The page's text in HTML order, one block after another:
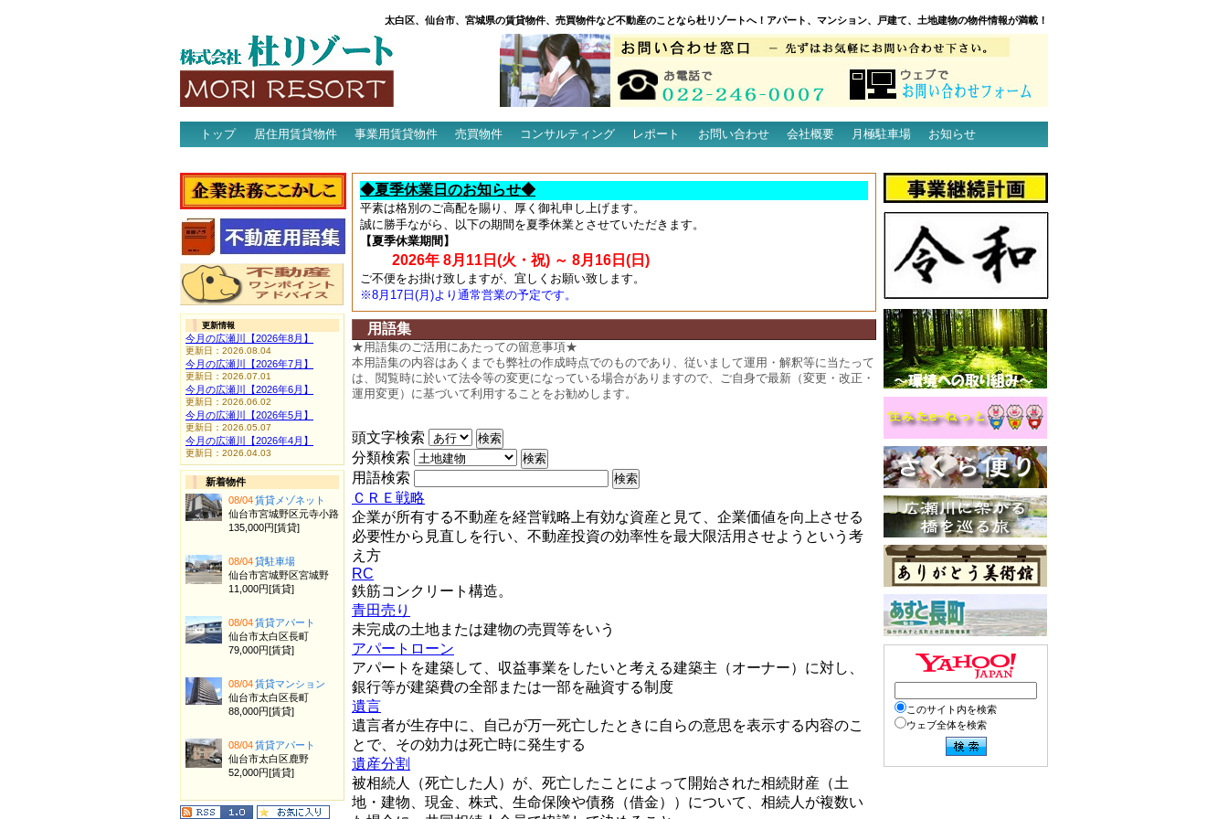
太白区、仙台市、宮城県の賃貸物件、売買物件など不動産のことなら杜リゾートへ！アパート、マンション、戸建て、土地建物の物件情報が満載！
トップ 居住用賃貸物件 事業用賃貸物件 売買物件 コンサルティング レポート お問い合わせ 会社概要 月極駐車場
お知らせ
◆夏季休業日のお知らせ◆
平素は格別のご高配を賜り、厚く御礼申し上げます。
誠に勝手ながら、以下の期間を夏季休業とさせていただきます。
【夏季休業期間】
2026年 8月11日(火・祝) ～ 8月16日(日)
ご不便をお掛け致しますが、宜しくお願い致します。
※8月17日(月)より通常営業の予定です。
用語集
★用語集のご活用にあたっての留意事項★
本用語集の内容はあくまでも弊社の作成時点でのものであり、従いまして運用・解釈等に当たって
は、閲覧時に於いて法令等の変更になっている場合がありますので、ご自身で最新（変更・改正・
運用変更）に基づいて利用することをお勧めします。
頭文字検索
分類検索
用語検索
ＣＲＥ戦略
企業が所有する不動産を経営戦略上有効な資産と見て、企業価値を向上させる
必要性から見直しを行い、不動産投資の効率性を最大限活用させようという考
え方
RC
鉄筋コンクリート構造。
青田売り
未完成の土地または建物の売買等をいう
アパートローン
アパートを建築して、収益事業をしたいと考える建築主（オーナー）に対し、
銀行等が建築費の全部または一部を融資する制度
遺言
遺言者が生存中に、自己が万一死亡したときに自らの意思を表示する内容のこ
とで、その効力は死亡時に発生する
遺産分割
被相続人（死亡した人）が、死亡したことによって開始された相続財産（土
地・建物、現金、株式、生命保険や債務（借金））について、相続人が複数い
更新情報
今月の広瀬川【2026年8月】
更新日：2026.08.04
今月の広瀬川【2026年7月】
更新日：2026.07.01
今月の広瀬川【2026年6月】
更新日：2026.06.02
今月の広瀬川【2026年5月】
更新日：2026.05.07
今月の広瀬川【2026年4月】
更新日：2026.04.03
新着物件
08/04賃貸メゾネット
仙台市宮城野区元寺小路
135,000円[賃貸]
08/04貸駐車場
仙台市宮城野区宮城野
11,000円[賃貸]
08/04賃貸アパート
仙台市太白区長町
79,000円[賃貸]
08/04賃貸マンション
仙台市太白区長町
88,000円[賃貸]
08/04賃貸アパート
仙台市太白区鹿野
52,000円[賃貸]
このサイト内を検索
ウェブ全体を検索